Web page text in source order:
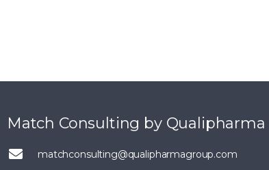
Match Consulting by Qualipharma
matchconsulting@qualipharmagroup.com